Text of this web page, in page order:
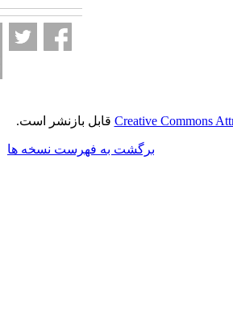
Creative Commons قابل بازنشر است.
برگشت به فهرست نسخه ها